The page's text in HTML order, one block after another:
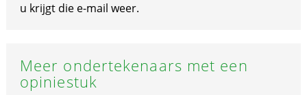
u krijgt die e-mail weer.
Meer ondertekenaars met een
opiniestuk